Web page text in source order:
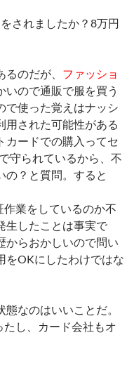
されましたか？8万円
のだが、 ファッショ
いので通販で服を買う
で使った覚えはナッシ
用された可能性がある
カードでの購入ってセ
守られているから、不
の？と質問。すると
作業をしているのか不
生したことは事実で
からおかしいので問い
をOKにしたわけではな
なのはいいことだ。
し、カード会社もオ